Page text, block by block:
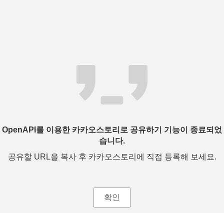
OpenAPI를 이용한 카카오스토리로 공유하기 기능이 종료되었
습니다.
공유할 URL을 복사 후 카카오스토리에 직접 등록해 보세요.
확인